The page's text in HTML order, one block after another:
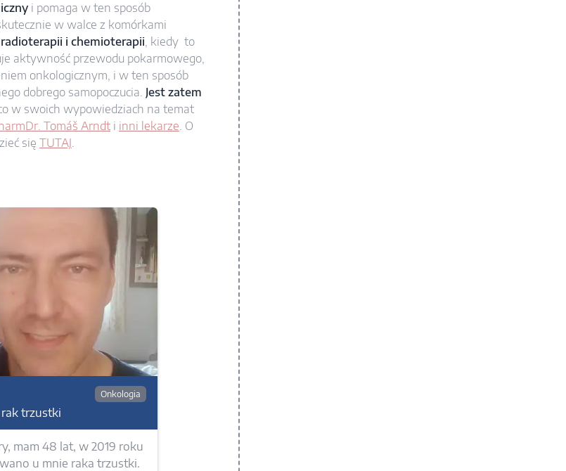
i pomaga w ten sposób
w walce z komórkami
radioterapii i chemioterapii, kiedy to
aktywność przewodu pokarmowego,
onkologicznym, i w ten sposób
dobrego samopoczucia. Jest zatem
w swoich wypowiedziach na temat
Tomáš Arndt i inni lekarze. O
się TUTAJ.
Onkologia
rak trzustki
mam 48 lat, w 2019 roku
u mnie raka trzustki.